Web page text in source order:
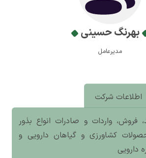
بهرنگ حسینی
مدیرعامل
اطلاعات شرکت
فروش، واردات و صادرات انواع بذور
کشاورزی و گیاهان دارویی و
دارویی